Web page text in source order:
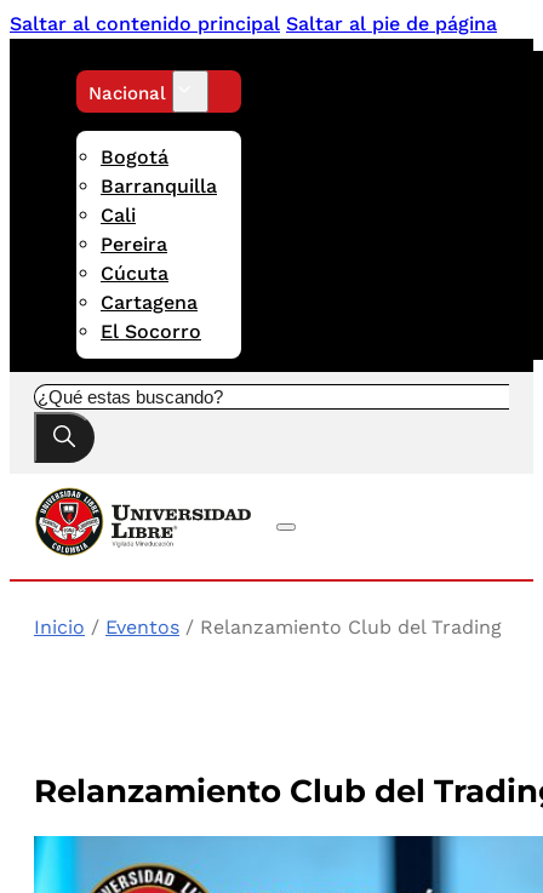
Saltar al contenido principal Saltar al pie de página
Nacional
Bogotá
Barranquilla
Cali
Pereira
Cúcuta
Cartagena
El Socorro
Buscar
Inicio / Eventos / Relanzamiento Club del Trading
Relanzamiento Club del